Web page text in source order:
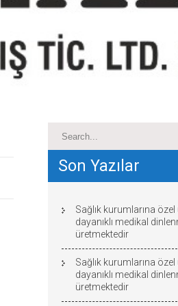
Son Yazılar
Sağlık kurumlarına
dayanıklı medikal
üretmektedir
Sağlık kurumlarına
dayanıklı medikal
üretmektedir